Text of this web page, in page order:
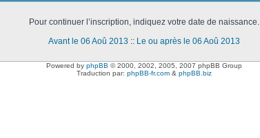
Pour continuer l’inscription, indiquez votre date de naissance.
Avant le 06 Aoû 2013 :: Le ou après le 06 Aoû 2013
Powered by phpBB © 2000, 2002, 2005, 2007 phpBB Group
Traduction par: phpBB-fr.com & phpBB.biz